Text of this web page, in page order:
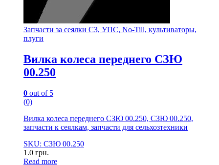
Запчасти за сеялки СЗ, УПС, No-Till, культиваторы,
плуги
Вилка колеса переднего СЗЮ
00.250
0 out of 5
(0)
Вилка колеса переднего СЗЮ 00.250, СЗЮ 00.250,
запчасти к сеялкам, запчасти для сельхозтехники
SKU: СЗЮ 00.250
1.0 грн.
Read more